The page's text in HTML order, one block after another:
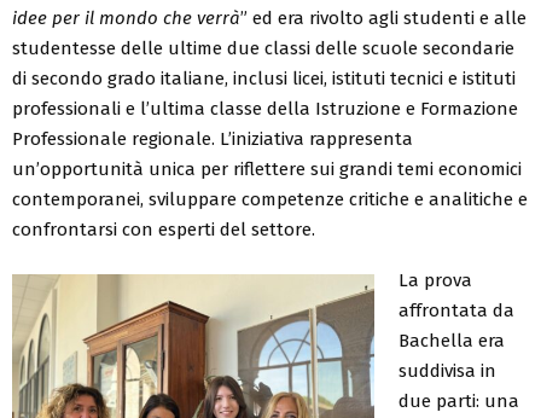
idee per il mondo che verrà” ed era rivolto agli studenti e alle
studentesse delle ultime due classi delle scuole secondarie
di secondo grado italiane, inclusi licei, istituti tecnici e istituti
professionali e l’ultima classe della Istruzione e Formazione
Professionale regionale. L’iniziativa rappresenta
un’opportunità unica per riflettere sui grandi temi economici
contemporanei, sviluppare competenze critiche e analitiche e
confrontarsi con esperti del settore.
La prova
affrontata da
Bachella era
suddivisa in
due parti: una